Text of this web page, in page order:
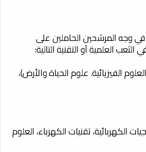
في وجه المرشحين الحاملين على
الثعب العلمية آو التقنية التالية:
الفيزيائية. علوم الحياة والأرض)،
الكهربائية، تقنيات الكهرباء، العلوم